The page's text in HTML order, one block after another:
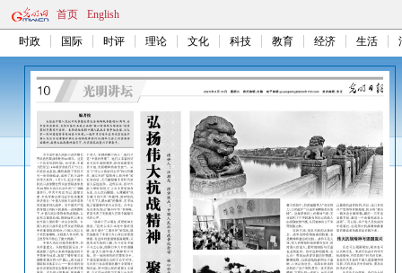
首页 English
时政 国际 时评 理论 文化 科技 教育 经济 生活